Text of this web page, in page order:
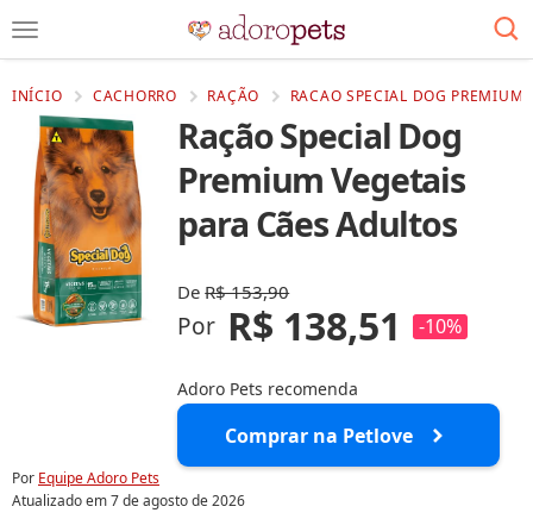
INÍCIO CACHORRO RAÇÃO RACAO SPECIAL DOG PREMIUM
Ração Special Dog
Premium Vegetais
para Cães Adultos
DeR$ 153,90
Por R$ 138,51 -10%
Adoro Pets recomenda
Comprar na Petlove
Por Equipe Adoro Pets
Atualizado em7 de agosto de 2026